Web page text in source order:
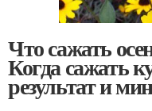
Что сажать
Когда сажать
результат и